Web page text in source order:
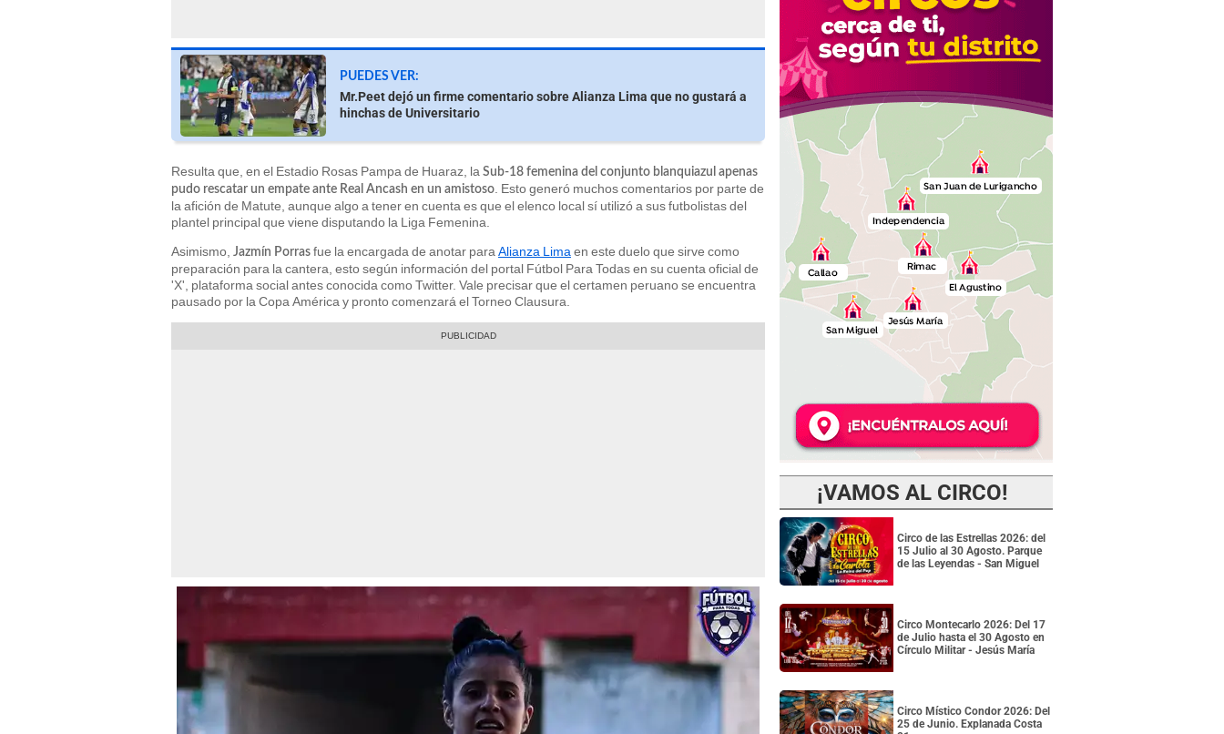
PUEDES VER:
Mr.Peet dejó un firme comentario sobre Alianza Lima que no gustará a
hinchas de Universitario
Resulta que, en el Estadio Rosas Pampa de Huaraz, la Sub-18 femenina del conjunto blanquiazul apenas
pudo rescatar un empate ante Real Ancash en un amistoso . Esto generó muchos comentarios por parte de
la afición de Matute, aunque algo a tener en cuenta es que el elenco local sí utilizó a sus futbolistas del
plantel principal que viene disputando la Liga Femenina.
Asimismo, Jazmín Porras fue la encargada de anotar para Alianza Lima en este duelo que sirve como
preparación para la cantera, esto según información del portal Fútbol Para Todas en su cuenta oficial de
'X', plataforma social antes conocida como Twitter. Vale precisar que el certamen peruano se encuentra
pausado por la Copa América y pronto comenzará el Torneo Clausura.
¡VAMOS AL CIRCO!
Circo de las Estrellas 2026: del
15 Julio al 30 Agosto. Parque
de las Leyendas - San Miguel
Circo Montecarlo 2026: Del 17
de Julio hasta el 30 Agosto en
Círculo Militar - Jesús María
Circo Místico Condor 2026: Del
25 de Junio. Explanada Costa